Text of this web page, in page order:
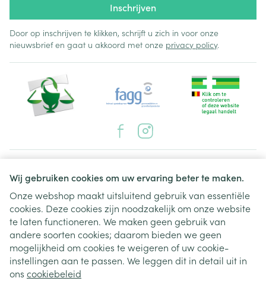
Wij gebruiken cookies om uw ervaring beter te maken.
Onze webshop maakt uitsluitend gebruik van essentiële
cookies. Deze cookies zijn noodzakelijk om onze website
te laten functioneren. We maken geen gebruik van
andere soorten cookies; daarom bieden we geen
mogelijkheid om cookies te weigeren of uw cookie-
instellingen aan te passen. We leggen dit in detail uit in
ons cookiebeleid
Inschrijven
Door op inschrijven te klikken, schrijft u zich in voor onze
nieuwsbrief en gaat u akkoord met onze privacy policy.
Juridische links